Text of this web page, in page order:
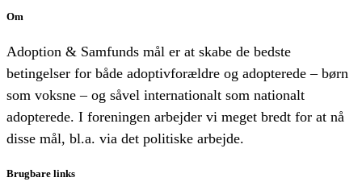
Om
Adoption & Samfunds mål er at skabe de bedste
betingelser for både adoptivforældre og adopterede – børn
som voksne – og såvel internationalt som nationalt
adopterede. I foreningen arbejder vi meget bredt for at nå
disse mål, bl.a. via det politiske arbejde.
Brugbare links